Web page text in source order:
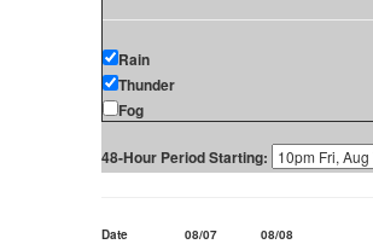
Rain
Thunder
Fog
48-Hour Period Starting:
Date 08/07
08/08